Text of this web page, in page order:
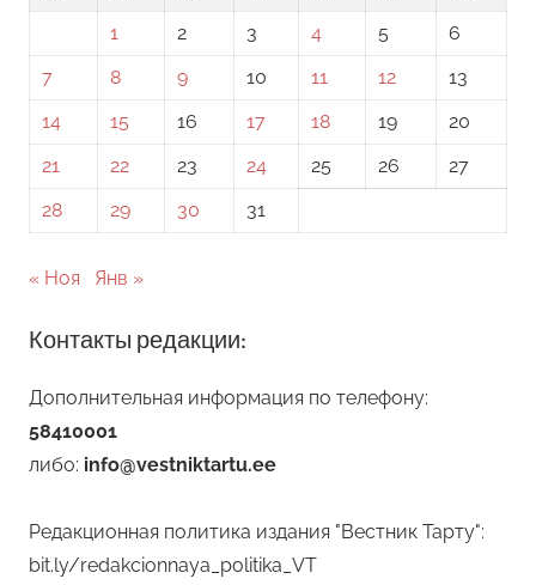
1
2 3 4 5
6
7
8 9 10 11 12
13
14
15 16 17 18 19
20
21
22 23 24 25 26
27
28
29 30 31
« Ноя Янв »
Контакты редакции:
Дополнительная информация по телефону:
58410001
либо: info@vestniktartu.ee
Редакционная политика издания "Вестник Тарту":
bit.ly/redakcionnaya_politika_VT